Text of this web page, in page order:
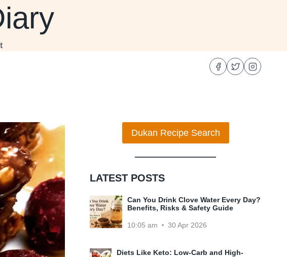
Dukan Recipe Search
LATEST POSTS
Can You Drink Clove Water Every Day?
Benefits, Risks & Safety Guide
10:05 am 30 Apr 2026
Diets Like Keto: Low-Carb and High-